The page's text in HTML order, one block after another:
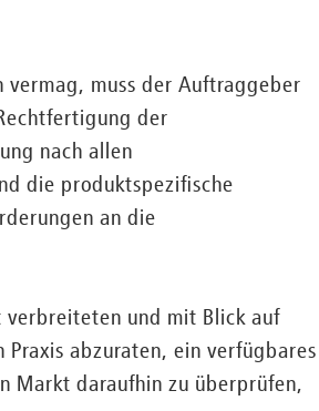
muss der Auftraggeber
der
nach allen
die produktspezifische
an die
verbreiteten und mit Blick auf
Praxis abzuraten, ein verfügbares
Markt daraufhin zu überprüfen,